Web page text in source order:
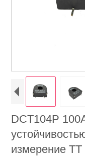
DCT104P
измерение ТТ